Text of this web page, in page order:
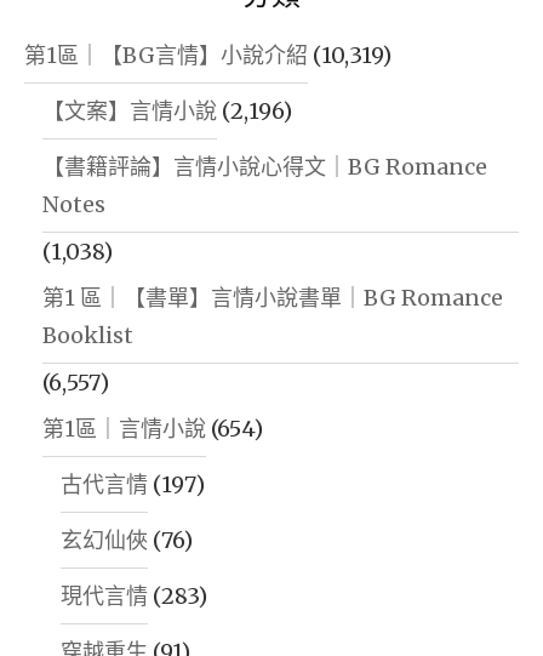
第1區｜【BG言情】小說介紹 (10,319)
【文案】言情小說 (2,196)
【書籍評論】言情小說心得文｜BG Romance
Notes
(1,038)
第1 區｜【書單】言情小說書單｜BG Romance
Booklist
(6,557)
第1區｜言情小說 (654)
古代言情 (197)
玄幻仙俠 (76)
現代言情 (283)